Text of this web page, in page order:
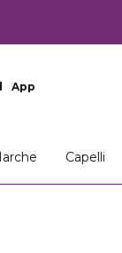
App
Capelli